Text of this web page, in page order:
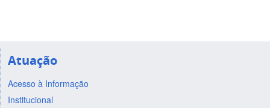
Atuação
Acesso à Informação
Institucional